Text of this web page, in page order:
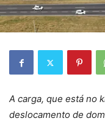
A carga, que está no
deslocamento de